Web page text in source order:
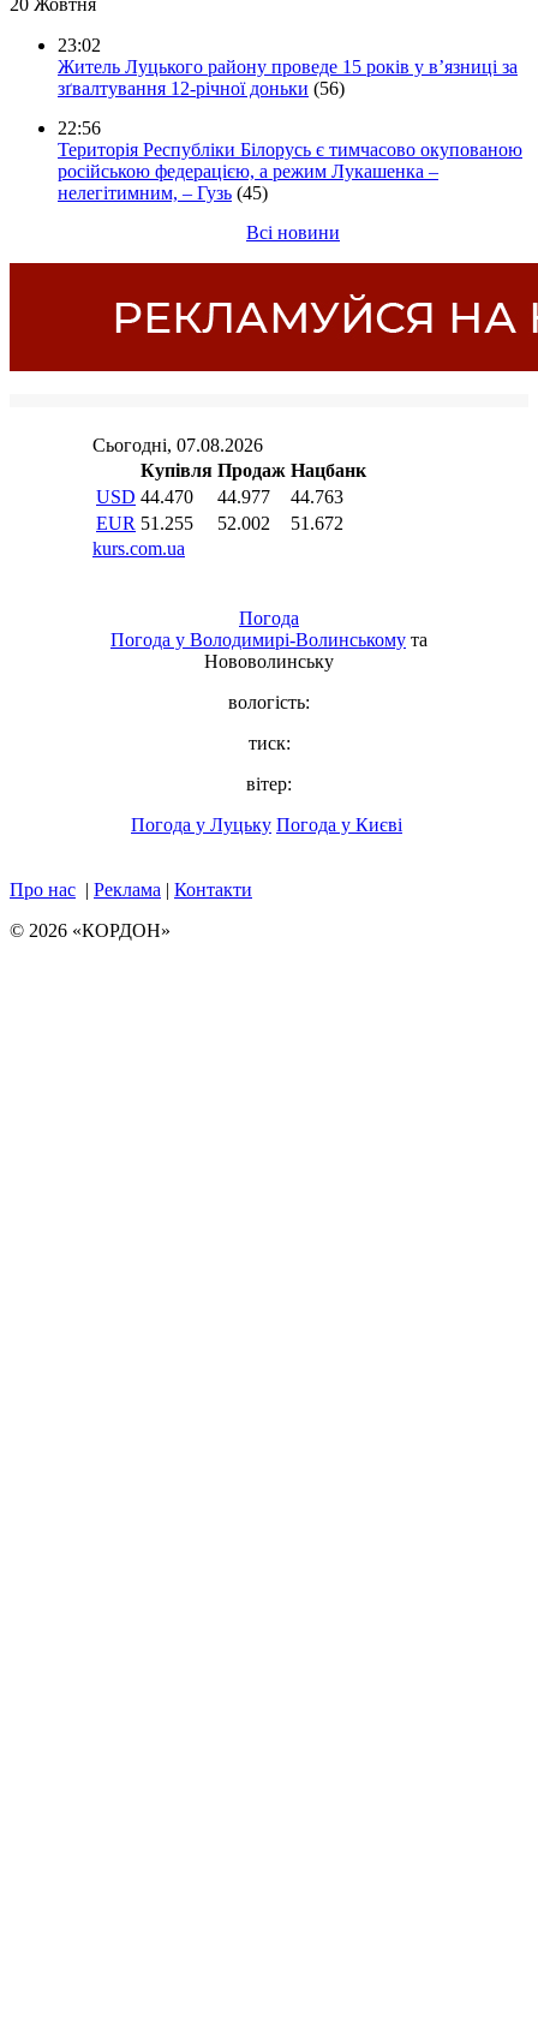
20 Жовтня
23:02
Житель Луцького району проведе 15 років у в’язниці за
зґвалтування 12-річної доньки (56)
22:56
Територія Республіки Білорусь є тимчасово окупованою
російською федерацією, а режим Лукашенка –
нелегітимним, – Гузь (45)
Всі новини
Погода
Погода у Володимирі-Волинському та
Нововолинську
вологість:
тиск:
вітер:
Погода у Луцьку Погода у Києві
Про нас | Реклама | Контакти
© 2026 «КОРДОН»